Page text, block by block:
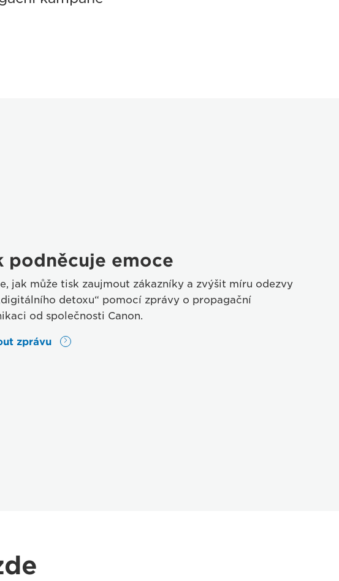
podněcuje emoce
jak může tisk zaujmout zákazníky a zvýšit míru odezvy
detoxu“ pomocí zprávy o propagační
od společnosti Canon.
zprávu